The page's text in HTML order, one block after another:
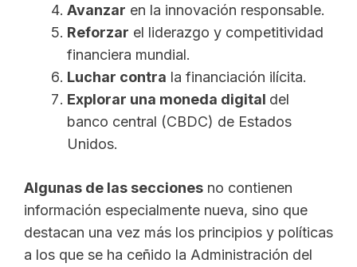
Avanzar en la innovación responsable.
Reforzar el liderazgo y competitividad
financiera mundial.
Luchar contra la financiación ilícita.
Explorar una moneda digital del
banco central (CBDC) de Estados
Unidos.
Algunas de las secciones no contienen
información especialmente nueva, sino que
destacan una vez más los principios y políticas
a los que se ha ceñido la Administración del